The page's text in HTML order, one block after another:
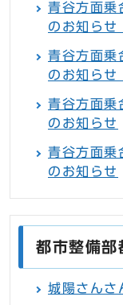
青谷方面
のお知らせ
青谷方面
のお知らせ
青谷方面
のお知らせ
青谷方面
のお知らせ
都市整備部
城陽さんさ